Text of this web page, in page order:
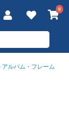
0
アルバム・フレーム